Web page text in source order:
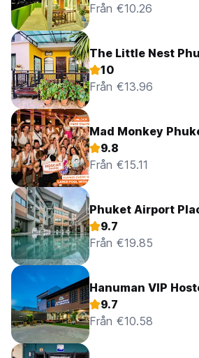
Från €10.26
The Little Nest
10
Från €13.96
Mad Monkey
9.8
Från €15.11
Phuket Airport
9.7
Från €19.85
Hanuman VIP
9.7
Från €10.58